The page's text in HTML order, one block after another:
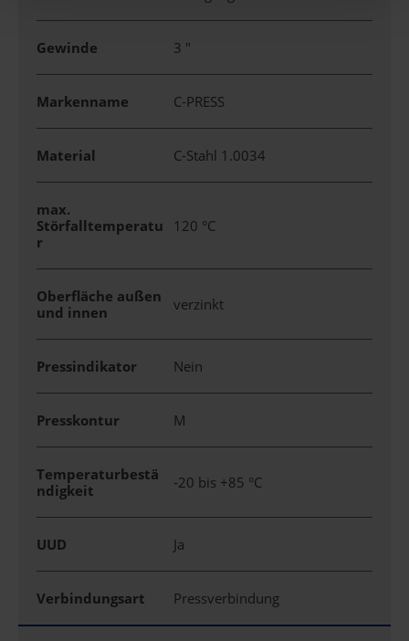
Gewinde 3 "
Markenname C-PRESS
Material C-Stahl 1.0034
max.
Störfalltemperatu
r
120 °C
Oberfläche außen
und innen
verzinkt
Pressindikator Nein
Presskontur M
Temperaturbestä
ndigkeit
-20 bis +85 °C
UUD Ja
Verbindungsart Pressverbindung